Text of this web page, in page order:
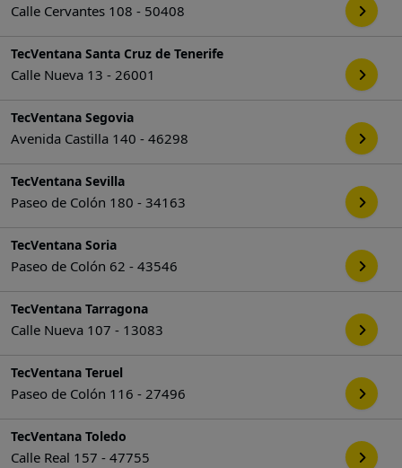
Calle Cervantes 108 - 50408
TecVentana Santa Cruz de Tenerife
Calle Nueva 13 - 26001
TecVentana Segovia
Avenida Castilla 140 - 46298
TecVentana Sevilla
Paseo de Colón 180 - 34163
TecVentana Soria
Paseo de Colón 62 - 43546
TecVentana Tarragona
Calle Nueva 107 - 13083
TecVentana Teruel
Paseo de Colón 116 - 27496
TecVentana Toledo
Calle Real 157 - 47755